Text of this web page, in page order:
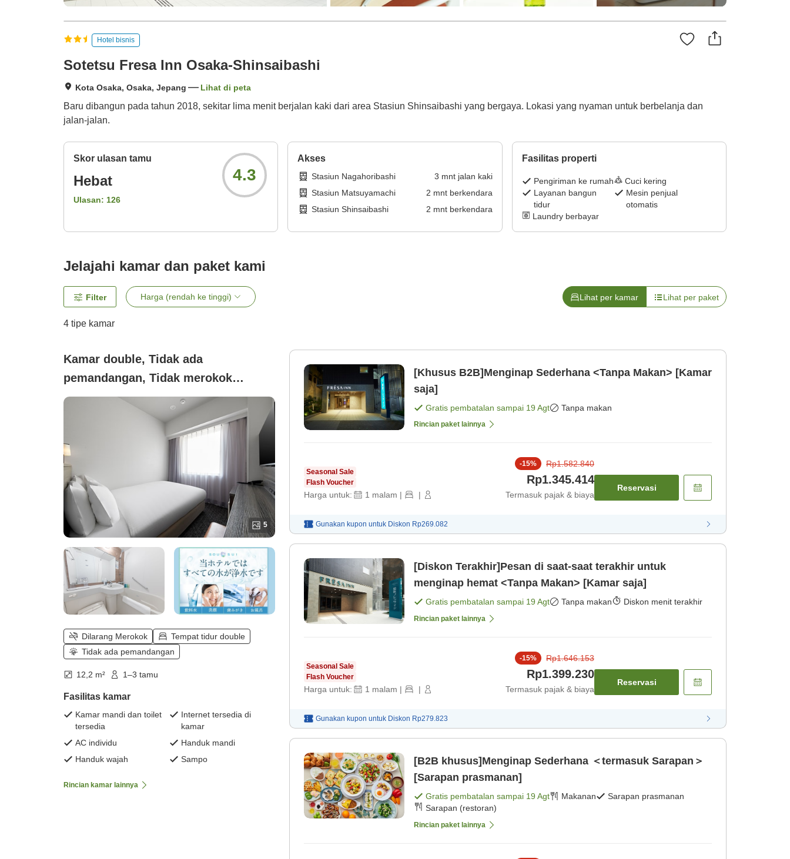
Hotel bisnis
Sotetsu Fresa Inn Osaka-Shinsaibashi
Kota Osaka, Osaka, Jepang Lihat di peta
Baru dibangun pada tahun 2018, sekitar lima menit berjalan kaki dari area Stasiun Shinsaibashi yang bergaya. Lokasi yang nyaman untuk berbelanja dan
jalan-jalan.
Skor ulasan tamu
Hebat
Ulasan: 126
4.3
Akses
Stasiun Nagahoribashi 3 mnt jalan kaki
Stasiun Matsuyamachi
2 mnt berkendara
Stasiun Shinsaibashi
2 mnt berkendara
Fasilitas properti
Pengiriman ke rumah
Cuci kering
Layanan bangun
tidur
Mesin penjual
otomatis
Laundry berbayar
Jelajahi kamar dan paket kami
Filter Harga (rendah ke tinggi) Lihat per kamar Lihat per paket
4 tipe kamar
Kamar double, Tidak ada
pemandangan, Tidak merokok
(Double <Kasur 140 cm>)
5
Dilarang Merokok
Tempat tidur double
Tidak ada pemandangan
12,2 m² 1–3 tamu
Fasilitas kamar
Kamar mandi dan toilet
tersedia
Internet tersedia di
kamar
AC individu
Handuk mandi
Handuk wajah
Sampo
Rincian kamar lainnya
[Khusus B2B]Menginap Sederhana <Tanpa Makan> [Kamar
saja]
Gratis pembatalan sampai 19 Agt Tanpa makan
Rincian paket lainnya
Seasonal Sale
Flash Voucher
Harga untuk: 1 malam | |
-15% Rp1.582.840
Rp1.345.414
Termasuk pajak & biaya
Reservasi
Gunakan kupon untuk Diskon Rp269.082
[Diskon Terakhir]Pesan di saat-saat terakhir untuk
menginap hemat <Tanpa Makan> [Kamar saja]
Gratis pembatalan sampai 19 Agt Tanpa makan Diskon menit terakhir
Rincian paket lainnya
Seasonal Sale
Flash Voucher
Harga untuk: 1 malam | |
-15% Rp1.646.153
Rp1.399.230
Termasuk pajak & biaya
Reservasi
Gunakan kupon untuk Diskon Rp279.823
[B2B khusus]Menginap Sederhana ＜termasuk Sarapan＞
[Sarapan prasmanan]
Gratis pembatalan sampai 19 Agt Makanan
Sarapan prasmanan
Sarapan (restoran)
Rincian paket lainnya